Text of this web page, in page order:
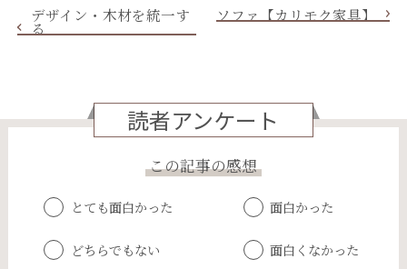
デザイン・木材を統一す
る
ソファ【カリモク家具】
読者アンケート
この記事の感想
とても面白かった 面白かった
どちらでもない 面白くなかった